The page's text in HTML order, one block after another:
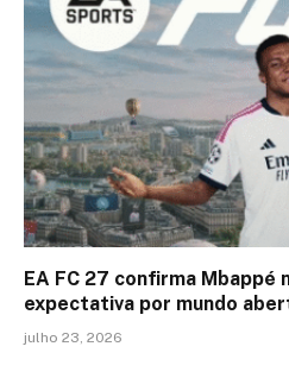
EA FC 27 confirma Mbappé
expectativa por mundo
julho 23, 2026